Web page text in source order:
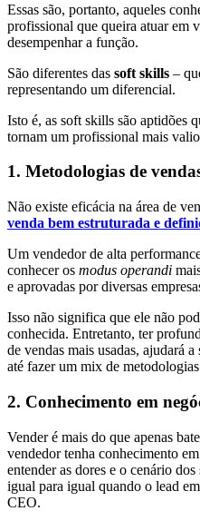
Essas são, portanto, aqueles
profissional que queira atuar em
desempenhar a função.
São diferentes das soft skills –
representando um diferencial.
Isto é, as soft skills são aptidões
tornam um profissional mais
1. Metodologias de
Não existe eficácia na área de
venda bem estruturada e
Um vendedor de alta
conhecer os modus operandi
e aprovadas por diversas
Isso não significa que ele não
conhecida. Entretanto, ter
de vendas mais usadas, ajudará
até fazer um mix de
2. Conhecimento em
Vender é mais do que apenas
vendedor tenha conhecimento
entender as dores e o cenário
igual para igual quando o lead
CEO.